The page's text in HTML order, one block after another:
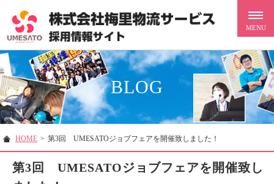
BLOG
HOME > 第3回 UMESATOジョブフェアを開催致しました！
第3回 UMESATOジョブフェアを開催致し